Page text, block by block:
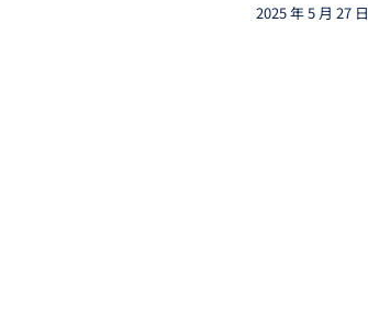
2025 年 5 月 27 日